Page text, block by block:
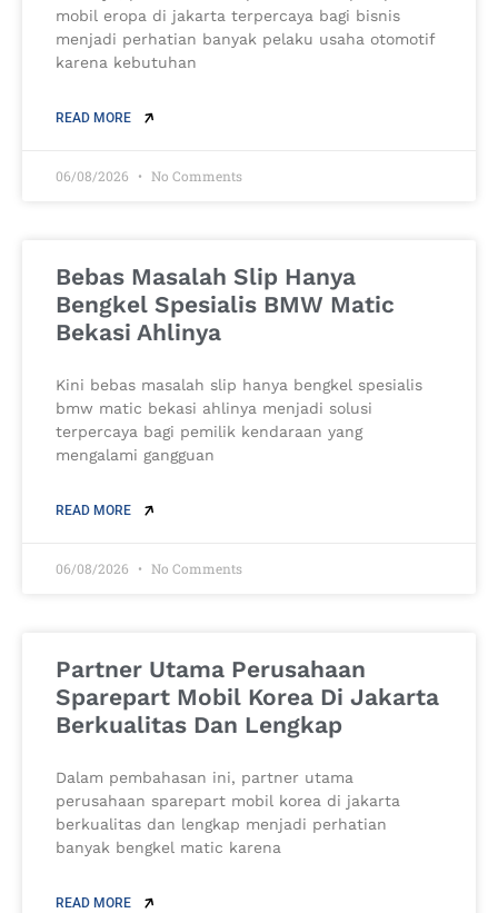
mobil eropa di jakarta terpercaya bagi bisnis
menjadi perhatian banyak pelaku usaha otomotif
karena kebutuhan
READ MORE
06/08/2026 No Comments
Bebas Masalah Slip Hanya
Bengkel Spesialis BMW Matic
Bekasi Ahlinya
Kini bebas masalah slip hanya bengkel spesialis
bmw matic bekasi ahlinya menjadi solusi
terpercaya bagi pemilik kendaraan yang
mengalami gangguan
READ MORE
06/08/2026 No Comments
Partner Utama Perusahaan
Sparepart Mobil Korea Di Jakarta
Berkualitas Dan Lengkap
Dalam pembahasan ini, partner utama
perusahaan sparepart mobil korea di jakarta
berkualitas dan lengkap menjadi perhatian
banyak bengkel matic karena
READ MORE